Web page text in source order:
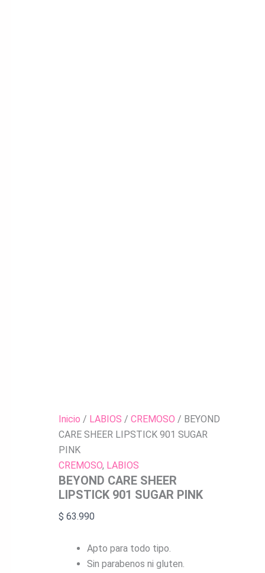
Inicio / LABIOS / CREMOSO / BEYOND
CARE SHEER LIPSTICK 901 SUGAR
PINK
CREMOSO, LABIOS
BEYOND CARE SHEER
LIPSTICK 901 SUGAR PINK
$ 63.990
Apto para todo tipo.
Sin parabenos ni gluten.